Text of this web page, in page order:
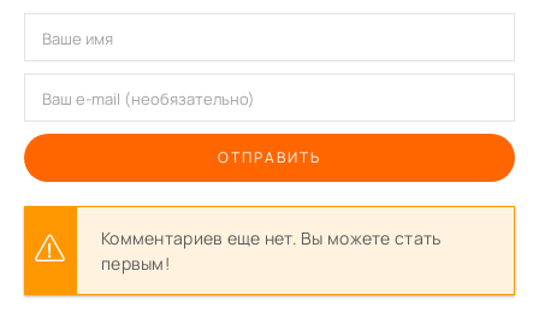
ОТПРАВИТЬ
Комментариев еще нет. Вы можете стать
первым!